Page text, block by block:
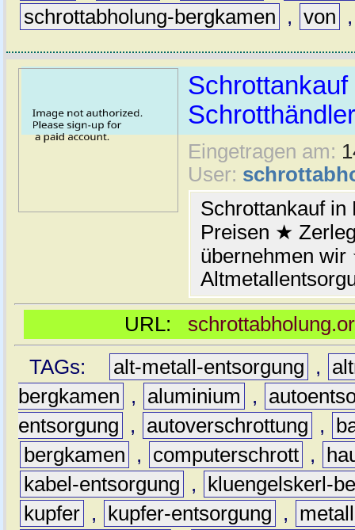
schrottabholung-bergkamen
, von
Schrottankauf
Eingetragen am:
User:
Schrottankauf in
Preisen ★
übernehmen
URL:
TAGs:
alt-metall-entsorgung ,
bergkamen
, aluminium ,
entsorgung
, autoverschrottung ,
bergkamen
, computerschrott ,
kabel-entsorgung
,
kluengelskerl-
kupfer , kupfer-entsorgung ,
metall